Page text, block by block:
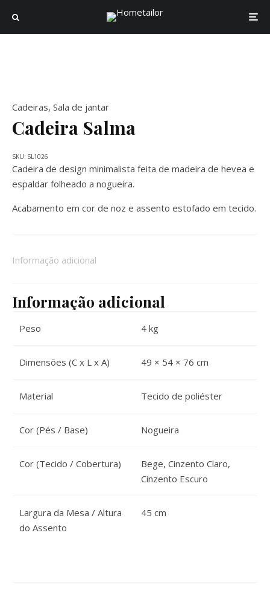
Cadeiras, Sala de jantar
Cadeira Salma
Cadeira de design minimalista feita de madeira de hevea e
espaldar folheado a nogueira.
Acabamento em cor de noz e assento estofado em tecido.
SKU: SL1026
Informação adicional
Informação adicional
Peso 4 kg
Dimensões (C x L x A) 49 × 54 × 76 cm
Material Tecido de poliéster
Cor (Pés / Base) Nogueira
Cor (Tecido / Cobertura)
Bege, Cinzento Claro,
Cinzento Escuro
Largura da Mesa / Altura
do Assento
45 cm